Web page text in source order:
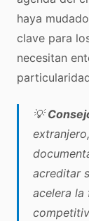
haya
clave para
necesitan
💡
acreditar
acelera la